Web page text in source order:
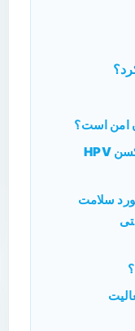
۲. آیا نوجوانان پسر هم نیاز به واکسن HPV
سلامت